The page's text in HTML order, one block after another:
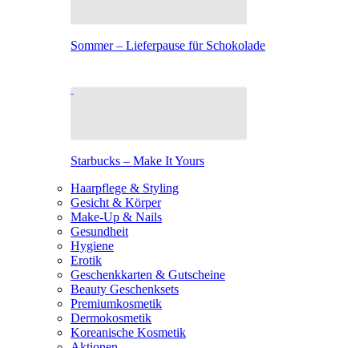
Sommer – Lieferpause für Schokolade
Starbucks – Make It Yours
Haarpflege & Styling
Gesicht & Körper
Make-Up & Nails
Gesundheit
Hygiene
Erotik
Geschenkkarten & Gutscheine
Beauty Geschenksets
Premiumkosmetik
Dermokosmetik
Koreanische Kosmetik